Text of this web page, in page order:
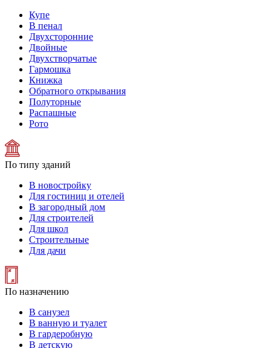
Купе
В пенал
Двухсторонние
Двойные
Двухстворчатые
Гармошка
Книжка
Обратного открывания
Полуторные
Распашные
Рото
По типу зданий
В новостройку
Для гостиниц и отелей
В загородный дом
Для строителей
Для школ
Строительные
Для дачи
По назначению
В санузел
В ванную и туалет
В гардеробную
В детскую